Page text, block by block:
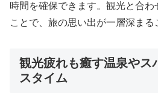
時間を確保できます。観光と合
ことで、旅の思い出が一層深まる
観光疲れも癒す温泉やス
スタイム